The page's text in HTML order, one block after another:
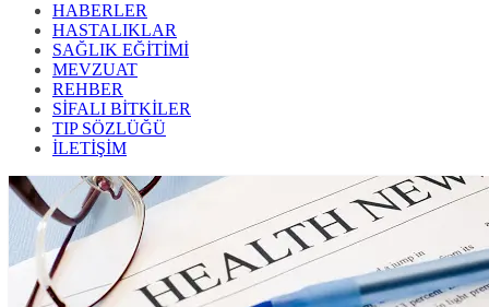
HABERLER
HASTALIKLAR
SAĞLIK EĞİTİMİ
MEVZUAT
REHBER
SİFALI BİTKİLER
TIP SÖZLÜĞÜ
İLETİŞİM